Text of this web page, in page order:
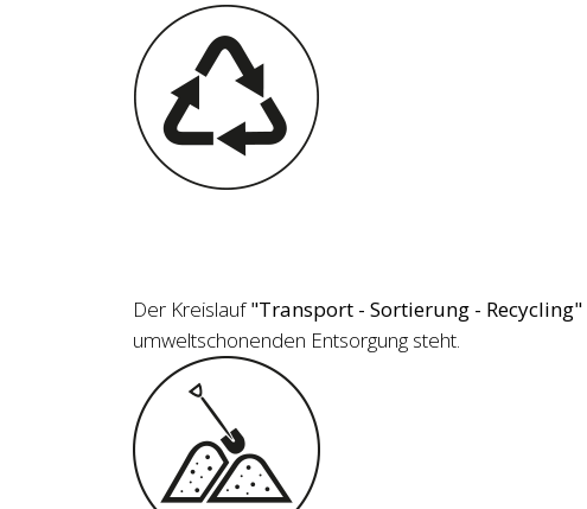
Der Kreislauf"Transport - Sortierung - Recycling"
umweltschonenden Entsorgung steht.